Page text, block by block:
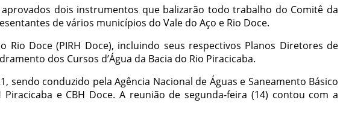
dois instrumentos que balizarão todo trabalho do Comitê da
de vários municípios do Vale do Aço e Rio Doce.
Doce (PIRH Doce), incluindo seus respectivos Planos Diretores de
dos Cursos d’Água da Bacia do Rio Piracicaba.
conduzido pela Agência Nacional de Águas e Saneamento Básico
e CBH Doce. A reunião de segunda-feira (14) contou com a